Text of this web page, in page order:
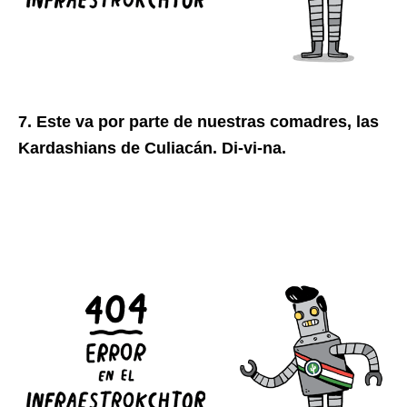
7. Este va por parte de nuestras comadres, las
Kardashians de Culiacán. Di-vi-na.